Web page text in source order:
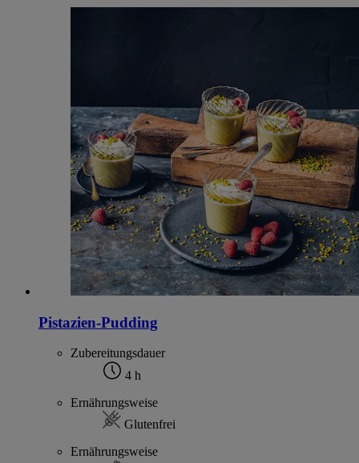
Pistazien-Pudding
Zubereitungsdauer
4 h
Ernährungsweise
Glutenfrei
Ernährungsweise